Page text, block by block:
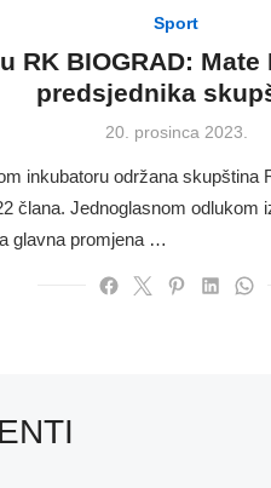
Sport
RK BIOGRAD:
predsjednika
Posted
20. prosinca 2023.
inkubatoru održana skupština
člana. Jednoglasnom odlukom
glavna promjena …